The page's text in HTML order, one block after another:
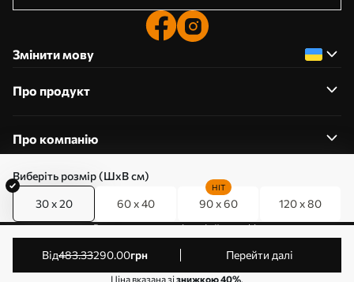
Виберіть розмір (ШхВ см)
30 x 20 60 x 40 90 x 60
HIT
120 x 80
від483.33290.00грн Перейти далі
Ціна вказана зізнижкою 40%.
Змінити мову
Про продукт
Про компанію
0800357223
Редагування дозволів на файли cookie
© 2011-2026 Art-holst. Усі права захищені. Власник:
ТОВ “КЛЄВЄР”. Код ЄДРПОУ: 31780602.